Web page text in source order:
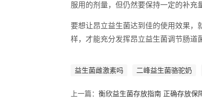
服用的剂量，但仍然要保持一定的补充
要想让昂立益生菌达到佳的使用效果，
样，才能充分发挥昂立益生菌调节肠道
益生菌雌激素吗 二峰益生菌骆驼奶
上一篇： 衡欣益生菌存放指南 正确存放保